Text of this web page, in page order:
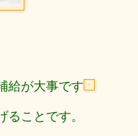
給が大事です
ことです。